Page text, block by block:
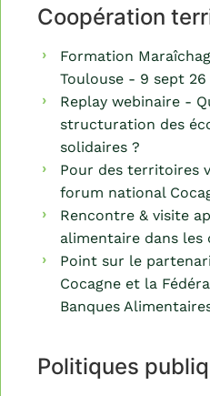
Coopération
Formation
Toulouse - 9 sept 26
Replay webinaire -
structuration des
solidaires ?
Pour des territoires
forum national
Rencontre & visite
alimentaire dans les
Point sur le
Cocagne et la
Banques
Politiques